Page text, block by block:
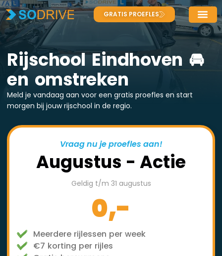
GRATIS PROEFLES
Rijschool Eindhoven 🚘
en omstreken
Meld je vandaag aan voor een gratis proefles en start
morgen bij jouw rijschool in de regio.
Vraag nu je proefles aan!
Augustus - Actie
Geldig t/m 31 augustus
0,-
Meerdere rijlessen per week
€7 korting per rijles